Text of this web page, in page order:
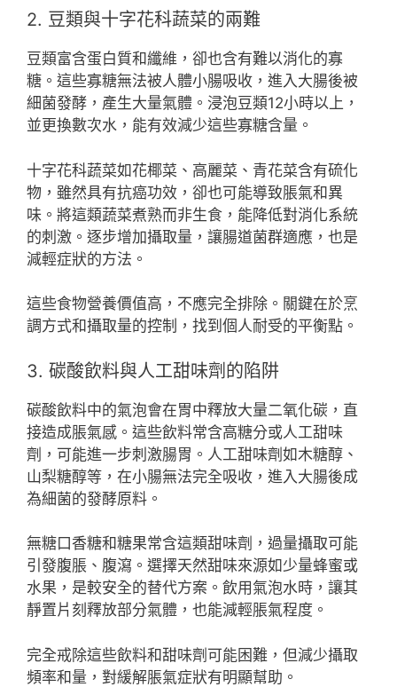
2. 豆類與十字花科蔬菜的兩難
豆類富含蛋白質和纖維，卻也含有難以消化的寡
糖。這些寡糖無法被人體小腸吸收，進入大腸後被
細菌發酵，產生大量氣體。浸泡豆類12小時以上，
並更換數次水，能有效減少這些寡糖含量。
十字花科蔬菜如花椰菜、高麗菜、青花菜含有硫化
物，雖然具有抗癌功效，卻也可能導致脹氣和異
味。將這類蔬菜煮熟而非生食，能降低對消化系統
的刺激。逐步增加攝取量，讓腸道菌群適應，也是
減輕症狀的方法。
這些食物營養價值高，不應完全排除。關鍵在於烹
調方式和攝取量的控制，找到個人耐受的平衡點。
3. 碳酸飲料與人工甜味劑的陷阱
碳酸飲料中的氣泡會在胃中釋放大量二氧化碳，直
接造成脹氣感。這些飲料常含高糖分或人工甜味
劑，可能進一步刺激腸胃。人工甜味劑如木糖醇、
山梨糖醇等，在小腸無法完全吸收，進入大腸後成
為細菌的發酵原料。
無糖口香糖和糖果常含這類甜味劑，過量攝取可能
引發腹脹、腹瀉。選擇天然甜味來源如少量蜂蜜或
水果，是較安全的替代方案。飲用氣泡水時，讓其
靜置片刻釋放部分氣體，也能減輕脹氣程度。
完全戒除這些飲料和甜味劑可能困難，但減少攝取
頻率和量，對緩解脹氣症狀有明顯幫助。